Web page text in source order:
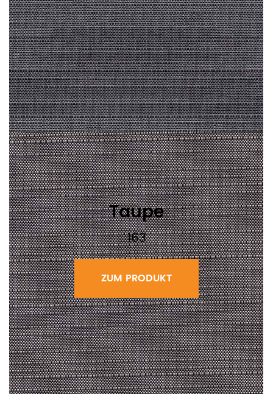
Taupe
163
ZUM PRODUKT